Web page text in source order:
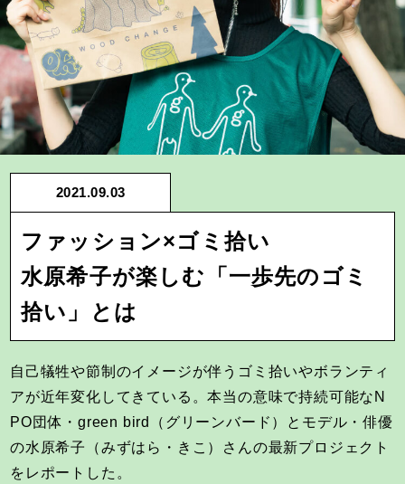
2021.09.03
ファッション×ゴミ拾い
水原希子が楽しむ「一歩先のゴミ
拾い」とは
自己犠牲や節制のイメージが伴うゴミ拾いやボランティ
アが近年変化してきている。本当の意味で持続可能なN
PO団体・green bird（グリーンバード）とモデル・俳優
の水原希子（みずはら・きこ）さんの最新プロジェクト
をレポートした。